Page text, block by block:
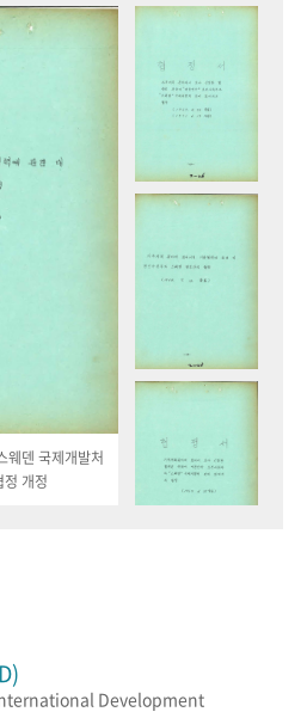
덴 국제개발처
개정
Development